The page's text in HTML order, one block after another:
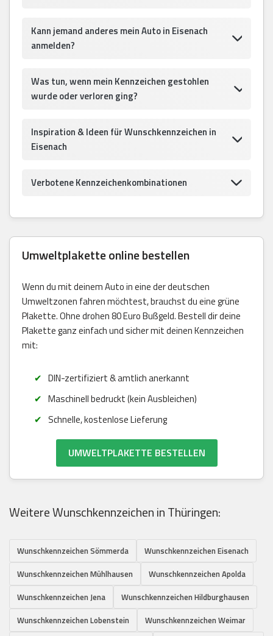
Kann jemand anderes mein Auto in Eisenach
anmelden?
Was tun, wenn mein Kennzeichen gestohlen
wurde oder verloren ging?
Inspiration & Ideen für Wunschkennzeichen in
Eisenach
Verbotene Kennzeichenkombinationen
Umweltplakette online bestellen
Wenn du mit deinem Auto in eine der deutschen
Umweltzonen fahren möchtest, brauchst du eine grüne
Plakette. Ohne drohen 80 Euro Bußgeld. Bestell dir deine
Plakette ganz einfach und sicher mit deinen Kennzeichen
mit:
DIN-zertifiziert & amtlich anerkannt
Maschinell bedruckt (kein Ausbleichen)
Schnelle, kostenlose Lieferung
UMWELTPLAKETTE BESTELLEN
Weitere Wunschkennzeichen in Thüringen:
Wunschkennzeichen Sömmerda
Wunschkennzeichen Eisenach
Wunschkennzeichen Mühlhausen
Wunschkennzeichen Apolda
Wunschkennzeichen Jena
Wunschkennzeichen Hildburghausen
Wunschkennzeichen Lobenstein
Wunschkennzeichen Weimar